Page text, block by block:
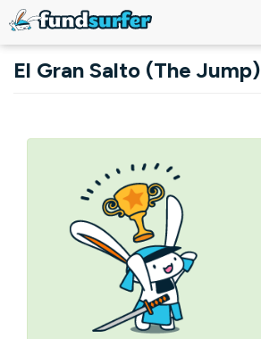
El Gran Salto (The Jump)
Primary tabs